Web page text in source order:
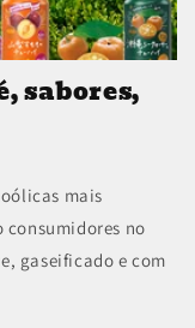
sabores,
mais
consumidores no
gaseificado e com